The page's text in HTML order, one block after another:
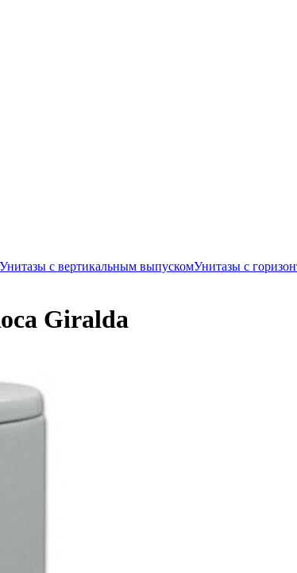
Унитазы с вертикальным выпускомУнитазы с
Giralda